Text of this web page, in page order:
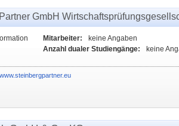
GmbH
Mitarbeiter:
keine Angaben
Anzahl dualer Studiengänge:
keine
www.steinbergpartner.eu